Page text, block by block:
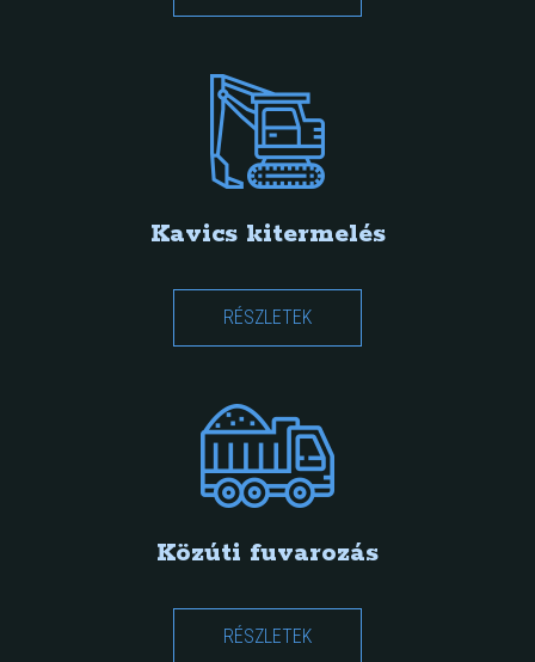
Kavics kitermelés
RÉSZLETEK
Közúti fuvarozás
RÉSZLETEK